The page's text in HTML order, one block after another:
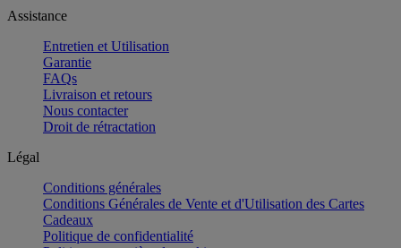
Assistance
Entretien et Utilisation
Garantie
FAQs
Livraison et retours
Nous contacter
Droit de rétractation
Légal
Conditions générales
Conditions Générales de Vente et d'Utilisation des Cartes
Cadeaux
Politique de confidentialité